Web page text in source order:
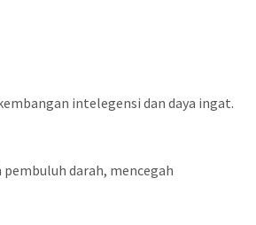
intelegensi dan daya ingat.
darah, mencegah